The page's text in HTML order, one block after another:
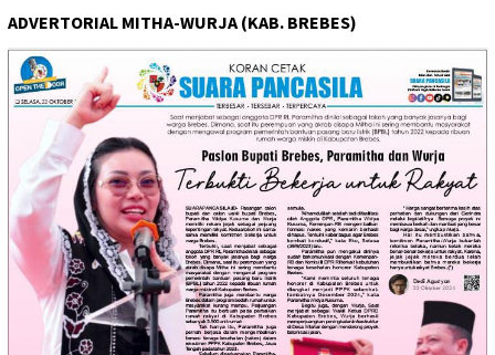
ADVERTORIAL MITHA-WURJA (KAB. BREBES)